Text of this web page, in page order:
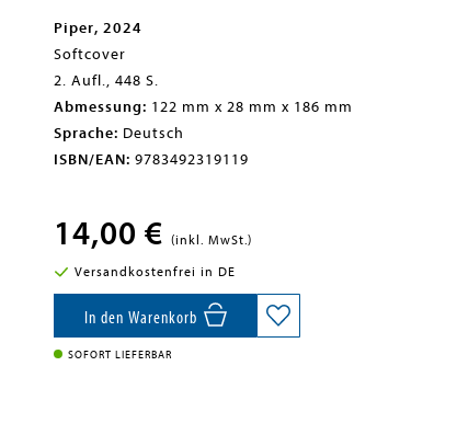
Piper, 2024
Softcover
2. Aufl., 448 S.
Abmessung: 122 mm x 28 mm x 186 mm
Sprache: Deutsch
ISBN/EAN: 9783492319119
14,00 € (inkl. MwSt.)
Versandkostenfrei in DE
In den Warenkorb
SOFORT LIEFERBAR